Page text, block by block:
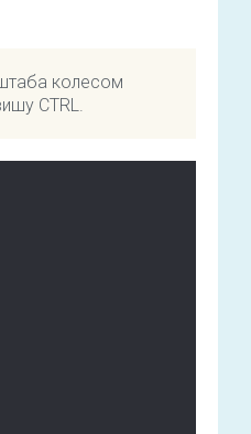
колесом
CTRL.